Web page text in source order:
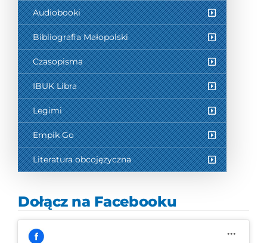
Audiobooki
Bibliografia Małopolski
Czasopisma
IBUK Libra
Legimi
Empik Go
Literatura obcojęzyczna
Dołącz na Facebooku